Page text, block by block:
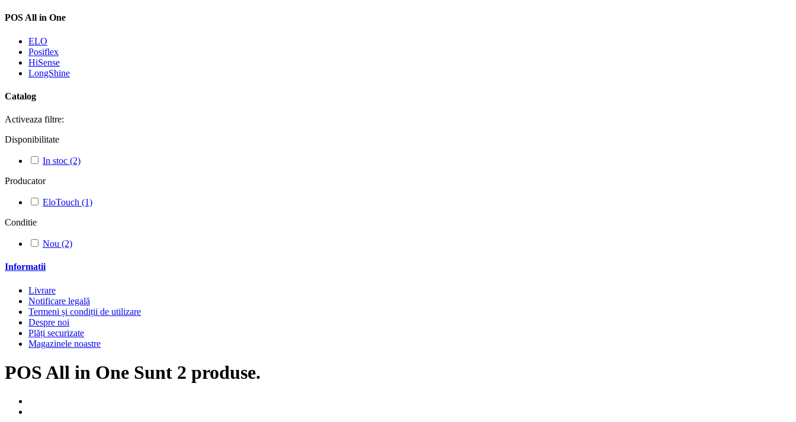
POS All in One
ELO
Posiflex
HiSense
LongShine
Catalog
Activeaza filtre:
Disponibilitate
In stoc (2)
Producator
EloTouch (1)
Conditie
Nou (2)
Informatii
Livrare
Notificare legală
Termeni și condiții de utilizare
Despre noi
Plăți securizate
Magazinele noastre
POS All in One Sunt 2 produse.